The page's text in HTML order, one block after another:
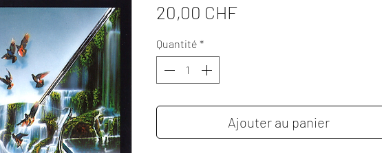
20,00 CHFPrix
Quantité *
Ajouter au panier